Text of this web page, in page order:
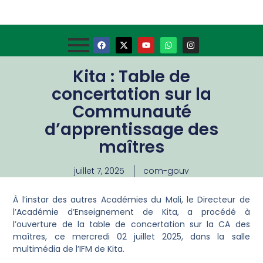
Kita : Table de
concertation sur la
Communauté
d’apprentissage des
maîtres
juillet 7, 2025 com-gouv
À l’instar des autres Académies du Mali, le Directeur de
l’Académie d’Enseignement de Kita, a procédé à
l’ouverture de la table de concertation sur la CA des
maîtres, ce mercredi 02 juillet 2025, dans la salle
multimédia de l’IFM de Kita.